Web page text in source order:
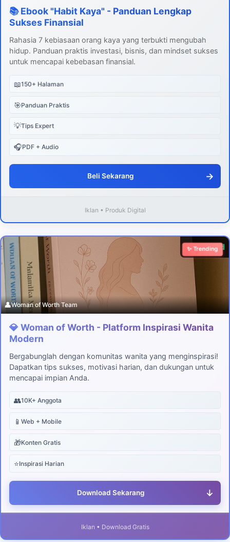
📚 Ebook "Habit Kaya" - Panduan Lengkap
Sukses Finansial
Rahasia 7 kebiasaan orang kaya yang terbukti mengubah
hidup. Panduan praktis investasi, bisnis, dan mindset sukses
untuk mencapai kebebasan finansial.
📖150+ Halaman
🎯Panduan Praktis
💡Tips Expert
🎧PDF + Audio
Beli Sekarang →
Iklan • Produk Digital
Download
✨ Trending
👤Woman of Worth Team
💎 Woman of Worth - Platform Inspirasi Wanita
Modern
Bergabunglah dengan komunitas wanita yang menginspirasi!
Dapatkan tips sukses, motivasi harian, dan dukungan untuk
mencapai impian Anda.
👥10K+ Anggota
📱 Web + Mobile
🎁Konten Gratis
⭐Inspirasi Harian
Download Sekarang ↓
Iklan • Download Gratis